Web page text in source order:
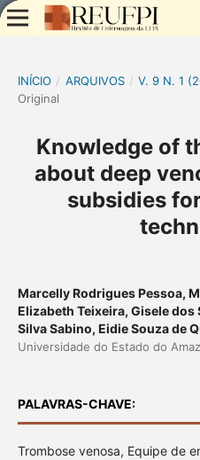
INÍCIO / ARQUIVOS / V. 9 N. 1
Original
Knowledge of
about deep
subsidies
Marcelly Rodrigues Pessoa,
Elizabeth Teixeira, Gisele dos
Silva Sabino, Eidie Souza de
Universidade do Estado do
PALAVRAS-CHAVE:
Trombose venosa, Equipe de